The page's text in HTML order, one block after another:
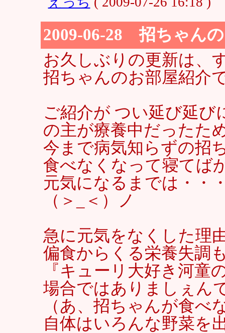
2009-06-28 招ちゃん
お久しぶりの更新は、
招ちゃんのお部屋紹介
ご紹介が つい延び延
の主が療養中だったた
今まで病気知らずの招
食べなくなって寝てば
元気になるまでは・・
（＞_＜）ノ
急に元気をなくした理
偏食からくる栄養失調
『キューリ大好き河童
場合ではありましぇん
（あ、招ちゃんが食べ
自体はいろんな野菜を